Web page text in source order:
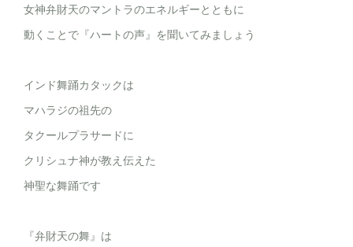
女神弁財天のマントラのエネルギーとともに
動くことで『ハートの声』を聞いてみましょう
インド舞踊カタックは
マハラジの祖先の
タクールプラサードに
クリシュナ神が教え伝えた
神聖な舞踊です
『弁財天の舞』は